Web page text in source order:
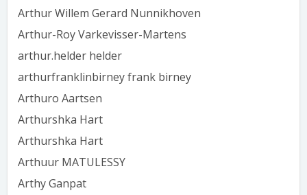
Arthur Willem Gerard Nunnikhoven
Arthur-Roy Varkevisser-Martens
arthur.helder helder
arthurfranklinbirney frank birney
Arthuro Aartsen
Arthurshka Hart
Arthurshka Hart
Arthuur MATULESSY
Arthy Ganpat